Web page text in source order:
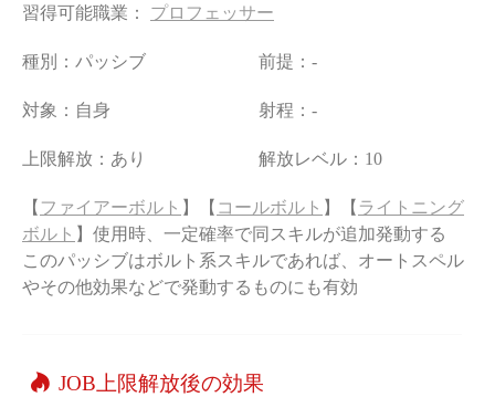
習得可能職業： プロフェッサー
種別：パッシブ 前提：-
対象：自身 射程：-
上限解放：あり 解放レベル：10
【 ファイアーボルト 】【 コールボルト 】【 ライトニング
ボルト 】使用時、一定確率で同スキルが追加発動する
このパッシブはボルト系スキルであれば、オートスペル
やその他効果などで発動するものにも有効
JOB上限解放後の効果